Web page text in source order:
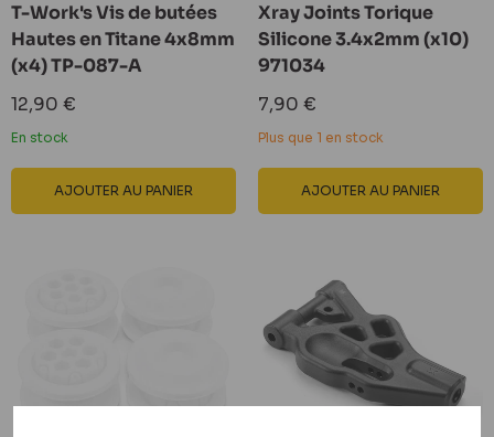
T-Work's Vis de butées
Hautes en Titane 4x8mm
(x4) TP-087-A
Prix
réduit
12,90 €
En stock
AJOUTER AU PANIER
Xray Joints Torique
Silicone 3.4x2mm (x10)
971034
Prix
réduit
7,90 €
Plus que 1 en stock
AJOUTER AU PANIER